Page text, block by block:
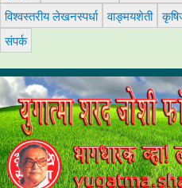
विश्वस्तरीय लेखनस्पर्धा वाङ्मयशेती
संपर्क